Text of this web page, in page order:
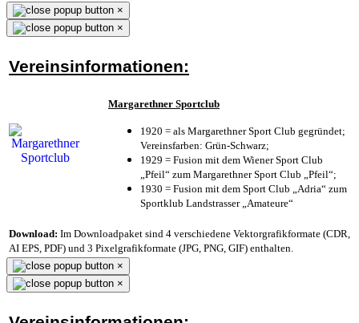
×
×
Vereinsinformationen:
Margarethner Sportclub
1920 = als Margarethner Sport Club gegründet;
Vereinsfarben: Grün-Schwarz;
1929 = Fusion mit dem Wiener Sport Club
„Pfeil“ zum Margarethner Sport Club „Pfeil“;
1930 = Fusion mit dem Sport Club „Adria“ zum
Sportklub Landstrasser „Amateure“
Download: Im Downloadpaket sind 4 verschiedene Vektorgrafikformate (CDR,
AI EPS, PDF) und 3 Pixelgrafikformate (JPG, PNG, GIF) enthalten.
×
×